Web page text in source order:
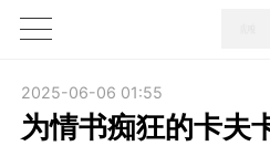
1X
2025-06-06 01:55
为情书痴狂的卡夫